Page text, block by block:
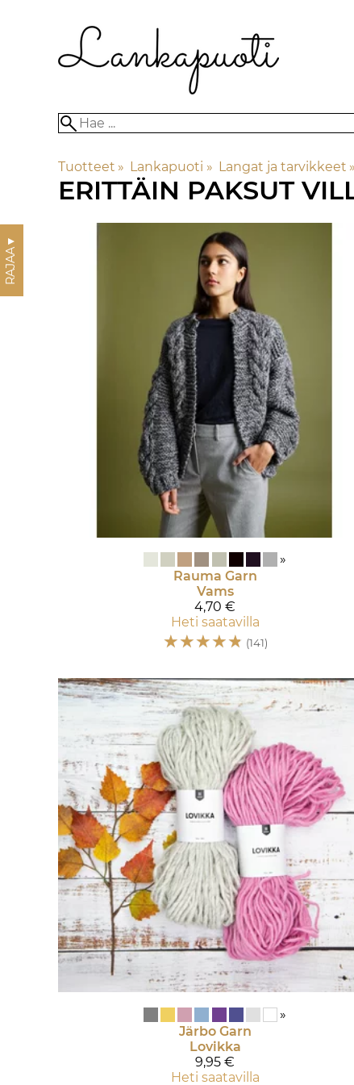
Tuotteet ‪» Lankapuoti ‪» Langat ja tarvikkeet ‪»
ERITTÄIN PAKSUT
RAJAA
▼
»
Rauma Garn
Vams
4,70 €
Heti saatavilla
☆☆☆☆☆ (141)
»
Järbo Garn
Lovikka
9,95 €
Heti saatavilla